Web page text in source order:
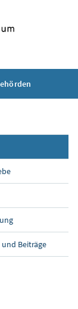
Beiträge